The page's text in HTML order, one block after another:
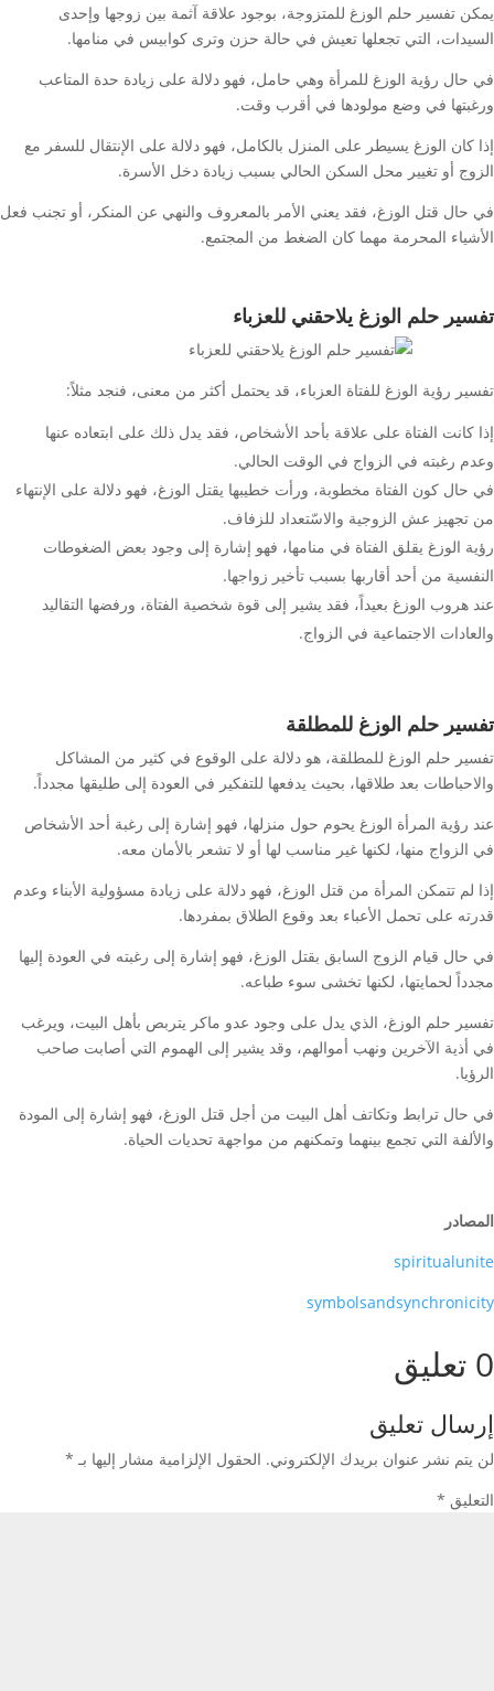
يمكن تفسير حلم الوزغ للمتزوجة، بوجود علاقة آثمة بين زوجها وإحدى
السيدات، التي تجعلها تعيش في حالة حزن وترى كوابيس في منامها.
في حال رؤية الوزغ للمرأة وهي حامل، فهو دلالة على زيادة حدة المتاعب
ورغبتها في وضع مولودها في أقرب وقت.
إذا كان الوزغ يسيطر على المنزل بالكامل، فهو دلالة على الإنتقال للسفر مع
الزوج أو تغيير محل السكن الحالي بسبب زيادة دخل الأسرة.
في حال قتل الوزغ، فقد يعني الأمر بالمعروف والنهي عن المنكر، أو تجنب فعل
الأشياء المحرمة مهما كان الضغط من المجتمع.
تفسير حلم الوزغ يلاحقني للعزباء
تفسير رؤية الوزغ للفتاة العزباء، قد يحتمل أكثر من معنى، فنجد مثلاً:
إذا كانت الفتاة على علاقة بأحد الأشخاص، فقد يدل ذلك على ابتعاده عنها
وعدم رغبته في الزواج في الوقت الحالي.
في حال كون الفتاة مخطوبة، ورأت خطيبها يقتل الوزغ، فهو دلالة على الإنتهاء
من تجهيز عش الزوجية والاسّتعداد للزفاف.
رؤية الوزغ يقلق الفتاة في منامها، فهو إشارة إلى وجود بعض الضغوطات
النفسية من أحد أقاربها بسبب تأخير زواجها.
عند هروب الوزغ بعيداً، فقد يشير إلى قوة شخصية الفتاة، ورفضها التقاليد
والعادات الاجتماعية في الزواج.
تفسير حلم الوزغ للمطلقة
تفسير حلم الوزغ للمطلقة، هو دلالة على الوقوع في كثير من المشاكل
والاحباطات بعد طلاقها، بحيث يدفعها للتفكير في العودة إلى طليقها مجدداً.
عند رؤية المرأة الوزغ يحوم حول منزلها، فهو إشارة إلى رغبة أحد الأشخاص
في الزواج منها، لكنها غير مناسب لها أو لا تشعر بالأمان معه.
إذا لم تتمكن المرأة من قتل الوزغ، فهو دلالة على زيادة مسؤولية الأبناء وعدم
قدرته على تحمل الأعباء بعد وقوع الطلاق بمفردها.
في حال قيام الزوج السابق بقتل الوزغ، فهو إشارة إلى رغبته في العودة إليها
مجدداً لحمايتها، لكنها تخشى سوء طباعه.
تفسير حلم الوزغ، الذي يدل على وجود عدو ماكر يتربص بأهل البيت، ويرغب
في أذية الآخرين ونهب أموالهم، وقد يشير إلى الهموم التي أصابت صاحب
الرؤيا.
في حال ترابط وتكاتف أهل البيت من أجل قتل الوزغ، فهو إشارة إلى المودة
والألفة التي تجمع بينهما وتمكنهم من مواجهة تحديات الحياة.
المصادر
spiritualunite
symbolsandsynchronicity
0 تعليق
إرسال تعليق
لن يتم نشر عنوان بريدك الإلكتروني. الحقول الإلزامية مشار إليها بـ *
التعليق *